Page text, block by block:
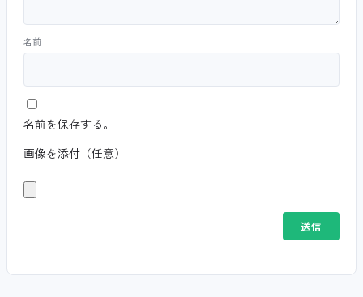
名前
名前を保存する。
画像を添付（任意）